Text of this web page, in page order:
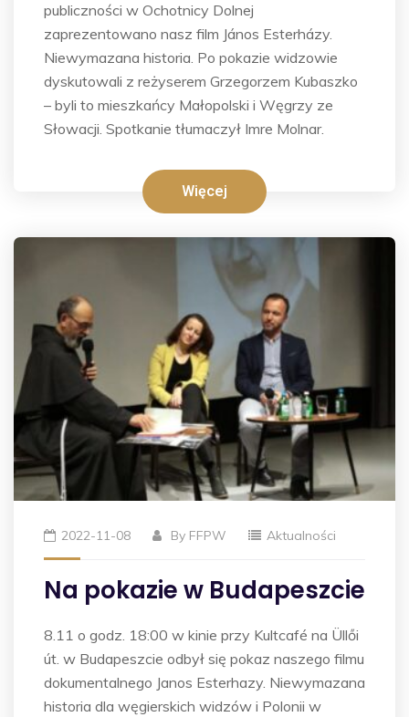
publiczności w Ochotnicy Dolnej
zaprezentowano nasz film János Esterházy.
Niewymazana historia. Po pokazie widzowie
dyskutowali z reżyserem Grzegorzem Kubaszko
– byli to mieszkańcy Małopolski i Węgrzy ze
Słowacji. Spotkanie tłumaczył Imre Molnar.
Więcej
2022-11-08 By FFPW Aktualności
Na pokazie w Budapeszcie
8.11 o godz. 18:00 w kinie przy Kultcafé na Üllői
út. w Budapeszcie odbył się pokaz naszego filmu
dokumentalnego Janos Esterhazy. Niewymazana
historia dla węgierskich widzów i Polonii w